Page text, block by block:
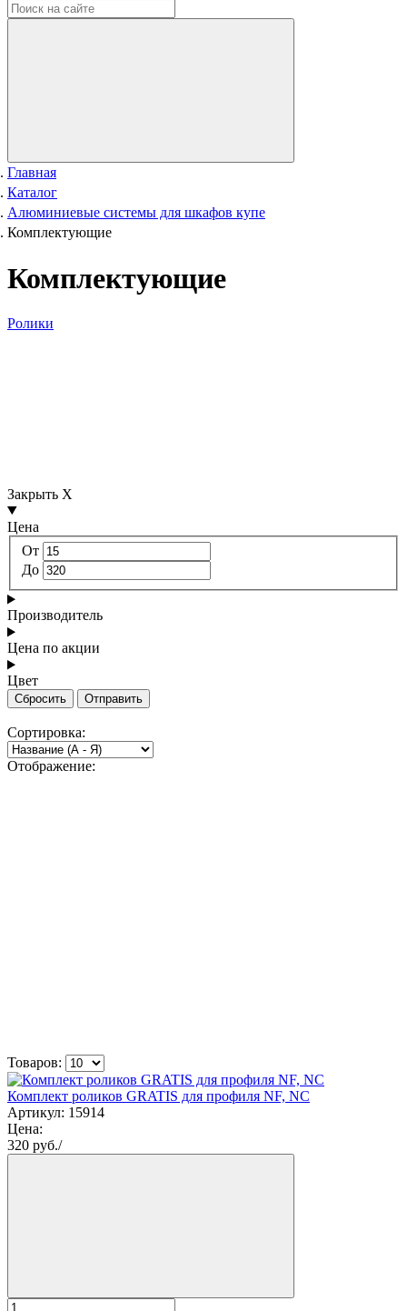
Главная
Каталог
Алюминиевые системы для шкафов купе
Комплектующие
Комплектующие
Ролики
Закрыть X
Цена
От
До
Производитель
Цена по акции
Цвет
Сбросить Отправить
Сортировка:
Отображение:
Товаров:
Комплект роликов GRATIS для профиля NF, NC
Артикул: 15914
Цена:
320 руб./